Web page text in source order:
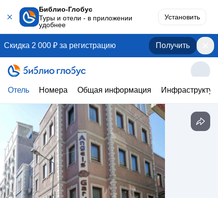
Библио-Глобус
Туры и отели - в приложении
удобнее
Установить
Скидка 2 000 ₽ за регистрацию Получить
Отель Номера Общая информация